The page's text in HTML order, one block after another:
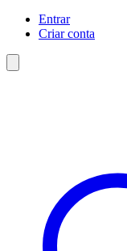
Entrar
Criar conta